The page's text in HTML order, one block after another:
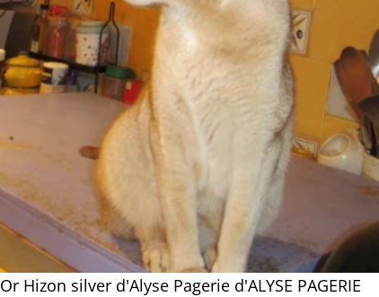
Or Hizon silver d'Alyse Pagerie d'ALYSE PAGERIE